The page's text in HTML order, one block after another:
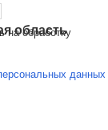
область
данных
на обработку